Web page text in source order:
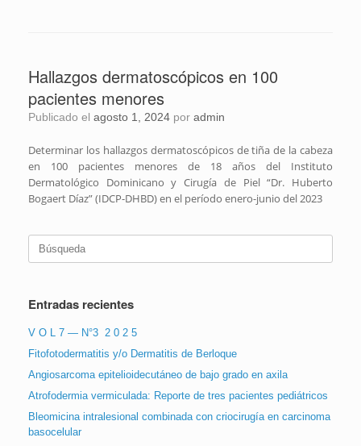
Hallazgos dermatoscópicos en 100
pacientes menores
Publicado el agosto 1, 2024 por admin
Determinar los hallazgos dermatoscópicos de tiña de la cabeza
en 100 pacientes menores de 18 años del Instituto
Dermatológico Dominicano y Cirugía de Piel “Dr. Huberto
Bogaert Díaz” (IDCP-DHBD) en el período enero-junio del 2023
Buscar:
Entradas recientes
V O L 7 — N°3 2 0 2 5
Fitofotodermatitis y/o Dermatitis de Berloque
Angiosarcoma epitelioidecutáneo de bajo grado en axila
Atrofodermia vermiculada: Reporte de tres pacientes pediátricos
Bleomicina intralesional combinada con criocirugía en carcinoma
basocelular